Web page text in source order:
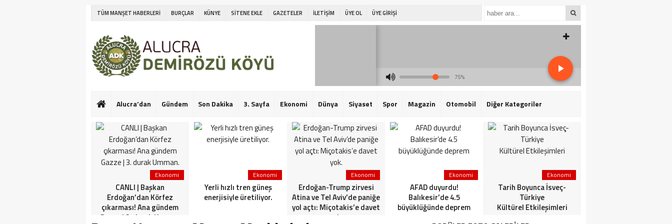
TÜM MANŞET HABERLERİ BURÇLAR KÜNYE SİTENE EKLE GAZETELER İLETİŞİM ÜYE OL ÜYE GİRİŞİ
75%
Alucra’dan Gündem Son Dakika 3. Sayfa Ekonomi Dünya Siyaset Spor Magazin Otomobil Diğer Kategoriler
Ekonomi
CANLI | Başkan
Erdoğan’dan Körfez
çıkarması! Ana gündem
Gazze | 3. durak Umman.
Ekonomi
Yerli hızlı tren güneş
enerjisiyle üretiliyor.
Ekonomi
Erdoğan-Trump zirvesi
Atina ve Tel Aviv’de paniğe
yol açtı: Miçotakis’e davet
yok.
Ekonomi
AFAD duyurdu!
Balıkesir’de 4.5
büyüklüğünde deprem
Ekonomi
Tarih Boyunca İsveç-
Türkiye
Kültürel Etkileşimleri